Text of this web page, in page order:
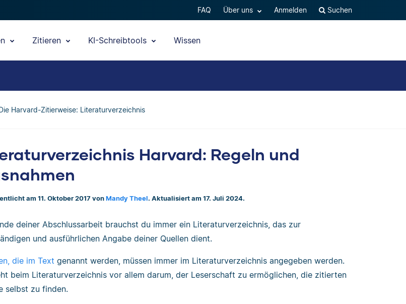
FAQ Über uns Anmelden Suchen
Zitieren KI-Schreibtools Wissen
Harvard-Zitierweise: Literaturverzeichnis
Harvard: Regeln und
am 11. Oktober 2017 vonMandy Theel. Aktualisiert am 17. Juli 2024.
deiner Abschlussarbeit brauchst du immer ein Literaturverzeichnis, das zur
und ausführlichen Angabe deiner Quellen dient.
die im Text genannt werden, müssen immer im Literaturverzeichnis angegeben werden.
beim Literaturverzeichnis vor allem darum, der Leserschaft zu ermöglichen, die zitierten
selbst zu finden.